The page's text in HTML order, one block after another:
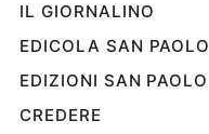
IL GIORNALINO
EDICOLA SAN PAOLO
EDIZIONI SAN PAOLO
CREDERE